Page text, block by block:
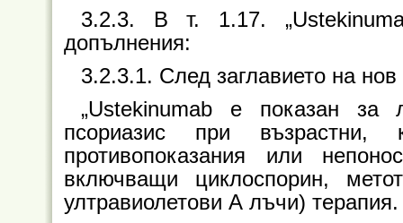
3.2.3. В т. 1.17.
допълнения:
3.2.3.1. След заглавието на
„Ustekinumab е показан
псориазис при
противопоказания или
включващи циклоспорин,
ултравиолетови А лъчи) терапия.